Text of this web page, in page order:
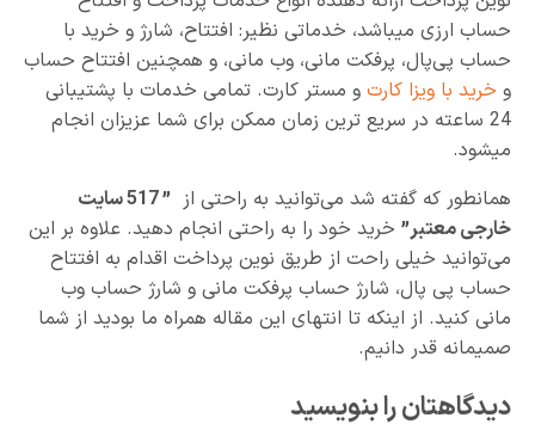
حساب ارزی میباشد، خدماتی نظیر: افتتاح، شارژ و خرید با
حساب پی‌پال، پرفکت مانی، وب مانی، و همچنین افتتاح حساب
و خرید با ویزا کارت و مستر کارت. تمامی خدمات با پشتیبانی
24 ساعته در سریع ترین زمان ممکن برای شما عزیزان انجام
میشود.
همانطور که گفته شد می‌توانید به راحتی از
” 517 سایت
خارجی معتبر” خرید خود را به راحتی انجام دهید. علاوه بر این
می‌توانید خیلی راحت از طریق نوین پرداخت اقدام به افتتاح
حساب پی پال، شارژ حساب پرفکت مانی و شارژ حساب وب
مانی کنید. از اینکه تا انتهای این مقاله همراه ما بودید از شما
صمیمانه قدر دانیم.
دیدگاهتان را بنویسید